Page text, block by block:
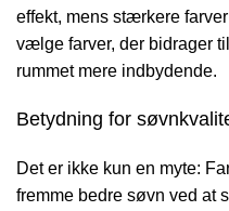
effekt, mens stærkere
vælge farver, der bidrager
rummet mere indbydende.
Betydning for
Det er ikke kun en myte:
fremme bedre søvn ved at